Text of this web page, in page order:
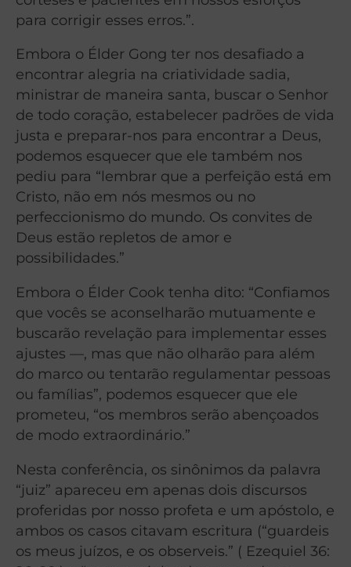
para corrigir esses erros.”.
Embora o Élder Gong ter nos desafiado a
encontrar alegria na criatividade sadia,
ministrar de maneira santa, buscar o Senhor
de todo coração, estabelecer padrões de vida
justa e preparar-nos para encontrar a Deus,
podemos esquecer que ele também nos
pediu para “lembrar que a perfeição está em
Cristo, não em nós mesmos ou no
perfeccionismo do mundo. Os convites de
Deus estão repletos de amor e
possibilidades.”
Embora o Élder Cook tenha dito: “Confiamos
que vocês se aconselharão mutuamente e
buscarão revelação para implementar esses
ajustes —, mas que não olharão para além
do marco ou tentarão regulamentar pessoas
ou famílias”, podemos esquecer que ele
prometeu, “os membros serão abençoados
de modo extraordinário.”
Nesta conferência, os sinônimos da palavra
“juiz” apareceu em apenas dois discursos
proferidas por nosso profeta e um apóstolo, e
ambos os casos citavam escritura (“guardeis
os meus juízos, e os observeis.” ( Ezequiel 36: